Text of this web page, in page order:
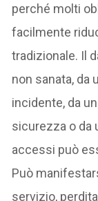
perché molti
facilmente
tradizionale. Il
non sanata, da
incidente, da
sicurezza o da
accessi può
Può
servizio,